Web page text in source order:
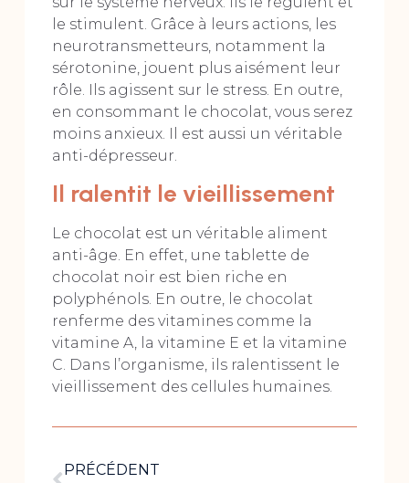
le stimulent. Grâce à leurs actions, les
neurotransmetteurs, notamment la
sérotonine, jouent plus aisément leur
rôle. Ils agissent sur le stress. En outre,
en consommant le chocolat, vous serez
moins anxieux. Il est aussi un véritable
anti-dépresseur.
Il ralentit le vieillissement
Le chocolat est un véritable aliment
anti-âge. En effet, une tablette de
chocolat noir est bien riche en
polyphénols. En outre, le chocolat
renferme des vitamines comme la
vitamine A, la vitamine E et la vitamine
C. Dans l’organisme, ils ralentissent le
vieillissement des cellules humaines.
PRÉCÉDENT